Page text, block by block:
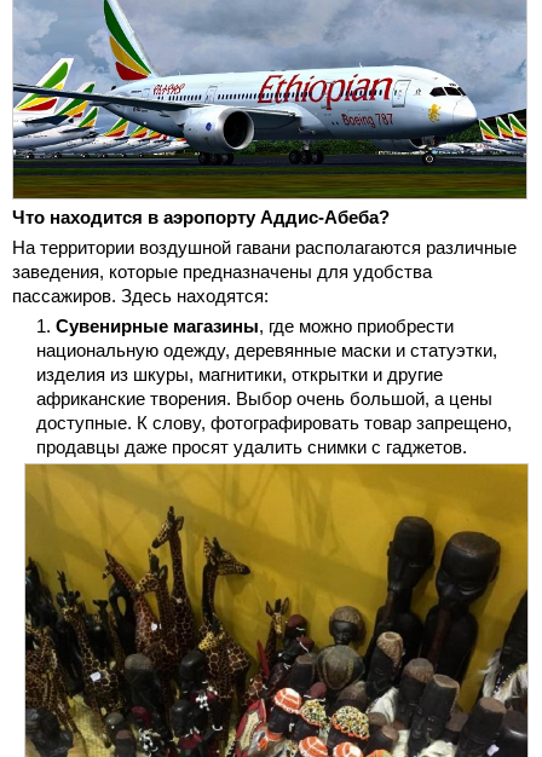
Что находится в аэропорту Аддис-Абеба?
На территории воздушной гавани располагаются различные
заведения, которые предназначены для удобства
пассажиров. Здесь находятся:
Сувенирные магазины, где можно приобрести
национальную одежду, деревянные маски и статуэтки,
изделия из шкуры, магнитики, открытки и другие
африканские творения. Выбор очень большой, а цены
доступные. К слову, фотографировать товар запрещено,
продавцы даже просят удалить снимки с гаджетов.